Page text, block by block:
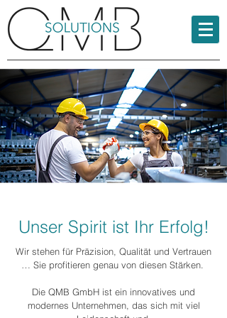
Unser Spirit ist Ihr Erfolg!
Wir stehen für Präzision, Qualität und Vertrauen
… Sie profitieren genau von diesen Stärken.
Die QMB GmbH ist ein innovatives und
modernes Unternehmen, das sich mit viel